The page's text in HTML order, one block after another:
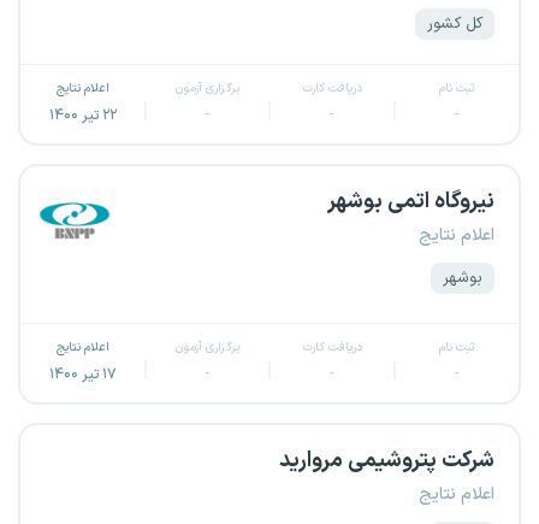
کل کشور
ثبت نام
-
دریافت کارت
-
برگزاری آزمون
-
اعلام نتایج
۲۲ تیر ۱۴۰۰
نیروگاه اتمی بوشهر
اعلام نتایج
بوشهر
ثبت نام
-
دریافت کارت
-
برگزاری آزمون
-
اعلام نتایج
۱۷ تیر ۱۴۰۰
شرکت پتروشیمی مروارید
اعلام نتایج